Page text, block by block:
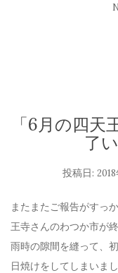
「6月の四
了
投稿日:
またまたご報告がすっ
王寺さんのわつか市が
雨時の隙間を縫って、
日焼けをしてしまいま